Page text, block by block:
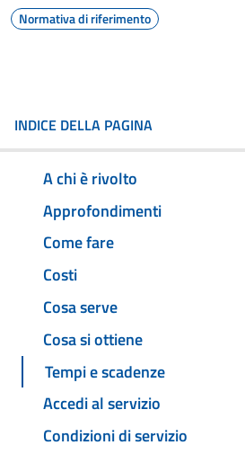
Normativa di riferimento
INDICE DELLA PAGINA
A chi è rivolto
Approfondimenti
Come fare
Costi
Cosa serve
Cosa si ottiene
Tempi e scadenze
Accedi al servizio
Condizioni di servizio